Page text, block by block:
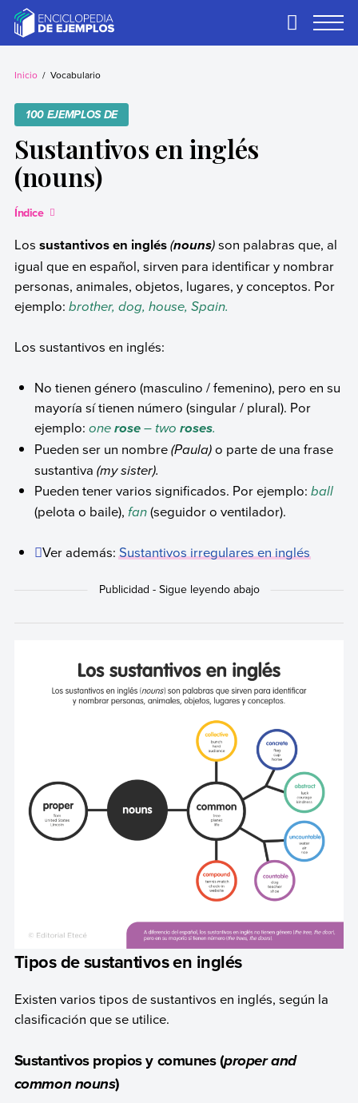
contentEjemplos
Necesitas ejemplos.
Primary
Inicio Vocabulario
100 EJEMPLOS DE
Sustantivos en inglés
(nouns)
Índice
Los sustantivos en inglés(nouns)son palabras que, al
igual que en español, sirven para identificar y nombrar
personas, animales, objetos, lugares, y conceptos. Por
ejemplo: brother, dog, house, Spain.
Los sustantivos en inglés:
No tienen género (masculino / femenino), pero en su
mayoría sí tienen número (singular / plural). Por
ejemplo:onerose – tworoses.
Pueden ser un nombre(Paula)o parte de una frase
sustantiva(my sister).
Pueden tener varios significados. Por ejemplo:ball
(pelota o baile),fan(seguidor o ventilador).
Ver además:Sustantivos irregulares en inglés
Tipos de sustantivos en inglés
Existen varios tipos de sustantivos en inglés, según la
clasificación que se utilice.
Sustantivos propios y comunes (proper and
common nouns)